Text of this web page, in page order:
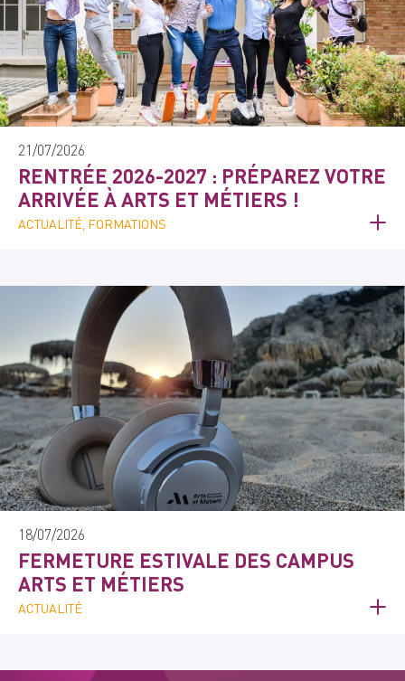
21/07/2026
RENTRÉE 2026-2027 : PRÉPAREZ VOTRE
ARRIVÉE À ARTS ET MÉTIERS !
ACTUALITÉ, FORMATIONS
18/07/2026
FERMETURE ESTIVALE DES CAMPUS
ARTS ET MÉTIERS
ACTUALITÉ